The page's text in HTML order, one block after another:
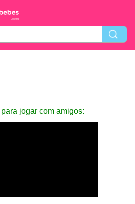
jogar com amigos: